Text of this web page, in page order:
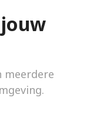
meerdere